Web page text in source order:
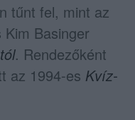
tűnt fel, mint az
Basinger
. Rendezőként
az 1994-es Kvíz-